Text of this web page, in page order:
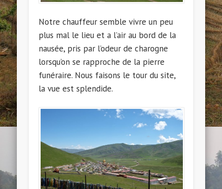
Notre chauffeur semble vivre un peu
plus mal le lieu et a l’air au bord de la
nausée, pris par l’odeur de charogne
lorsqu’on se rapproche de la pierre
funéraire. Nous faisons le tour du site,
la vue est splendide.